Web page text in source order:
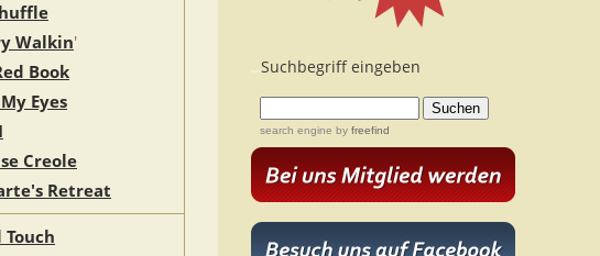
Walkin'
Book
Eyes
Creole
Retreat
...Suchbegriff eingeben
search engine by freefind